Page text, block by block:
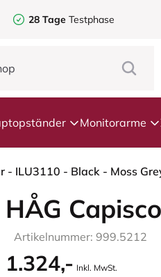
28 Tage Testphase
Monitorarme
HÅG
Artikelnummer: 999.5212
1.324,- Inkl. MwSt.